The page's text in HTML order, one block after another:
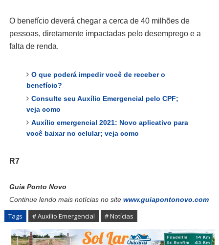
O benefício deverá chegar a cerca de 40 milhões de
pessoas, diretamente impactadas pelo desemprego e a
falta de renda.
O que poderá impedir você de receber o
benefício?
Consulte seu Auxílio Emergencial pelo CPF;
veja como
Auxílio emergencial 2021: Novo aplicativo para
você baixar no celular; veja como
R7
Guia Ponto Novo
Continue lendo mais notícias no site www.guiapontonovo.com
Tags # Auxílio Emergencial # Notícias